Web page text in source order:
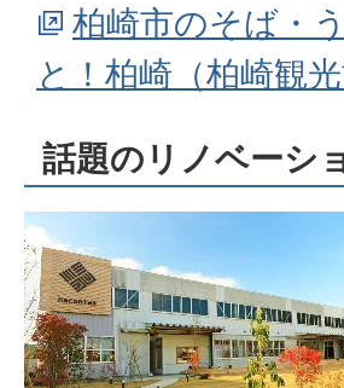
柏崎市のそば・
と！柏崎（柏崎観
話題のリノベーシ